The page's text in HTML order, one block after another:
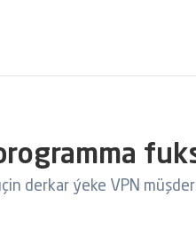
derkar ýeke VPN